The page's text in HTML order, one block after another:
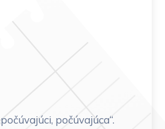
počúvajúca“.